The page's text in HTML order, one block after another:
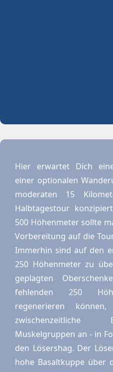
Hier erwartet Dich
einer optionalen
moderaten 15
Halbtagestour
500 Höhenmeter sollte
Vorbereitung auf die
Immerhin sind auf den
250 Höhenmeter zu
geplagten
fehlenden 250
regenerieren
zwischenzeitliche
Muskelgruppen an - in
den Lösershag. Der
hohe Basaltkuppe über